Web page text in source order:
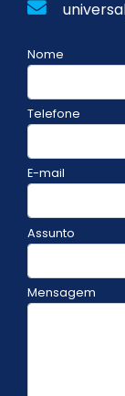
Nome
Telefone
E-mail
Assunto
Mensagem